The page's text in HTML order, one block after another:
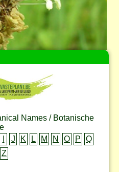
Names / Botanische
J K L M N O P
Q
Z